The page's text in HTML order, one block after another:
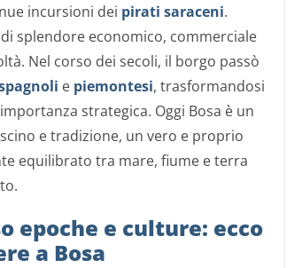
incursioni dei pirati saraceni.
splendore economico, commerciale
Nel corso dei secoli, il borgo passò
e piemontesi, trasformandosi
strategica. Oggi Bosa è un
e tradizione, un vero e proprio
equilibrato tra mare, fiume e terra
epoche e culture: ecco
a Bosa